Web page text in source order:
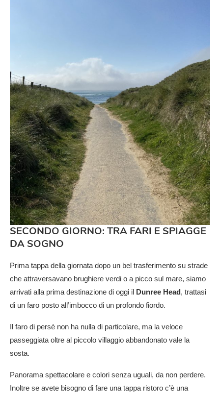
SECONDO GIORNO: TRA FARI E SPIAGGE
DA SOGNO
Prima tappa della giornata dopo un bel trasferimento su strade
che attraversavano brughiere verdi o a picco sul mare, siamo
arrivati alla prima destinazione di oggi il Dunree Head, trattasi
di un faro posto all’imbocco di un profondo fiordo.
Il faro di persè non ha nulla di particolare, ma la veloce
passeggiata oltre al piccolo villaggio abbandonato vale la
sosta.
Panorama spettacolare e colori senza uguali, da non perdere.
Inoltre se avete bisogno di fare una tappa ristoro c’è una